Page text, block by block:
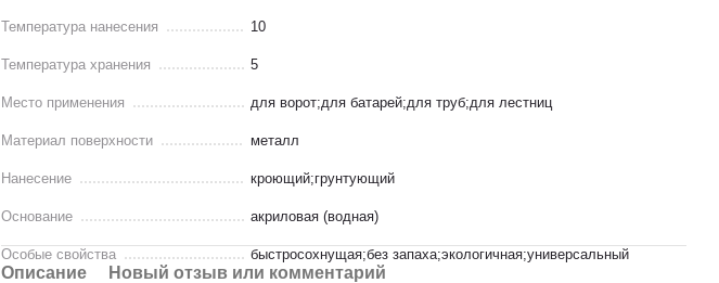
Температура нанесения 10
Температура хранения 5
Место применения для ворот;для батарей;для труб;для лестниц
Материал поверхности металл
Нанесение кроющий;грунтующий
Основание акриловая (водная)
Особые свойства быстросохнущая;без запаха;экологичная;универсальный
Описание Новый отзыв или комментарий